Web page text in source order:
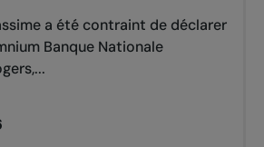
a été contraint de déclarer
Banque Nationale